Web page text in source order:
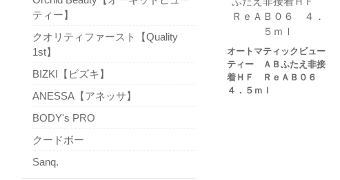
オートマティックビュー
ティー ＡＢふたえ非接
着ＨＦ ＲｅＡＢ０６
４．５ｍｌ
ティー】
クオリティファースト【Quality
1st】
BIZKI【ビズキ】
ANESSA【アネッサ】
BODY's PRO
クードボー
Sanq.